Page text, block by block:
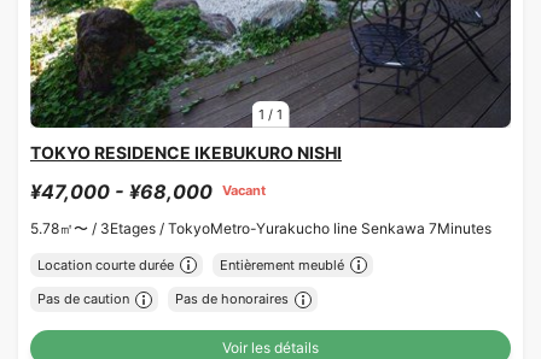
1 / 1
TOKYO RESIDENCE IKEBUKURO NISHI
¥47,000 - ¥68,000 Vacant
5.78㎡〜 / 3Etages / TokyoMetro-Yurakucho line Senkawa 7Minutes
Location courte durée Entièrement meublé
Pas de caution Pas de honoraires
Voir les détails